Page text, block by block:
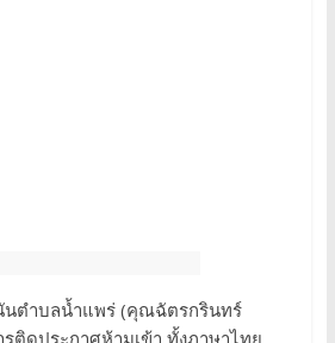
นตำบลน้ำแพร่ (คุณฉัตรกรินทร์